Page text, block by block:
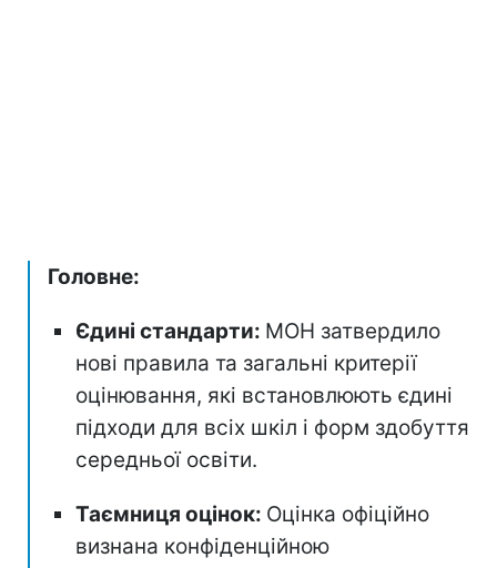
Головне:
Єдині стандарти: МОН затвердило
нові правила та загальні критерії
оцінювання, які встановлюють єдині
підходи для всіх шкіл і форм здобуття
середньої освіти.
Таємниця оцінок: Оцінка офіційно
визнана конфіденційною